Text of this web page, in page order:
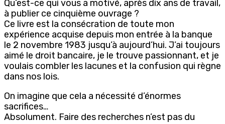
Qu’est-ce qui vous a motivé, après dix ans de travail,
à publier ce cinquième ouvrage ?
Ce livre est la consécration de toute mon
expérience acquise depuis mon entrée à la banque
le 2 novembre 1983 jusqu’à aujourd’hui. J’ai toujours
aimé le droit bancaire, je le trouve passionnant, et je
voulais combler les lacunes et la confusion qui règne
dans nos lois.
On imagine que cela a nécessité d’énormes
sacrifices…
Absolument. Faire des recherches n’est pas du